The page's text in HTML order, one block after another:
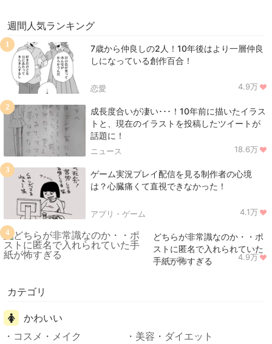
週間人気ランキング
7歳から仲良しの2人！10年後はより一層仲良
しになっている創作百合！
恋愛 4.9万
1
成長度合いが凄い･･･！10年前に描いたイラス
トと、現在のイラストを投稿したツイートが
話題に！
ニュース 18.6万
2
ゲーム実況プレイ配信を見る制作者の心境
は？心臓痛くて直視できなかった！
アプリ・ゲーム 4.1万
3
どちらが非常識なのか・・ポ
ストに匿名で入れられていた
手紙が怖すぎる
ニュース 4.9万
4
カテゴリ
かわいい
コスメ・メイク
美容・ダイエット